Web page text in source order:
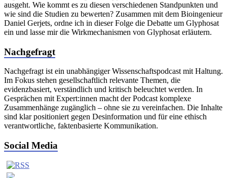
ausgeht. Wie kommt es zu diesen verschiedenen Standpunkten und
wie sind die Studien zu bewerten? Zusammen mit dem Bioingenieur
Daniel Gerjets, ordne ich in dieser Folge die Debatte um Glyphosat
ein und lasse mir die Wirkmechanismen von Glyphosat erläutern.
Nachgefragt
Nachgefragt ist ein unabhängiger Wissenschaftspodcast mit Haltung.
Im Fokus stehen gesellschaftlich relevante Themen, die
evidenzbasiert, verständlich und kritisch beleuchtet werden. In
Gesprächen mit Expert:innen macht der Podcast komplexe
Zusammenhänge zugänglich – ohne sie zu vereinfachen. Die Inhalte
sind klar positioniert gegen Desinformation und für eine ethisch
verantwortliche, faktenbasierte Kommunikation.
Social Media